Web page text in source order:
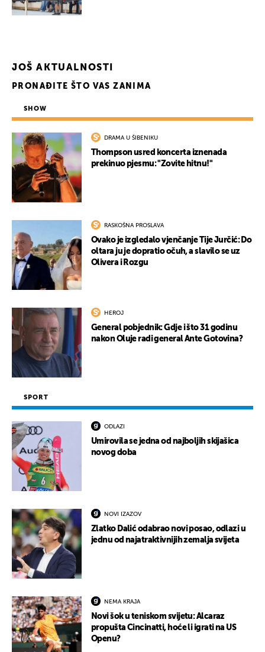
JOŠ AKTUALNOSTI
PRONAĐITE ŠTO VAS ZANIMA
SHOW
DRAMA U ŠIBENIKU
Thompson usred koncerta iznenada
prekinuo pjesmu: "Zovite hitnu!"
RASKOŠNA PROSLAVA
Ovako je izgledalo vjenčanje Tije Jurčić: Do
oltara ju je dopratio očuh, a slavilo se uz
Olivera i Rozgu
HEROJ
General pobjednik: Gdje i što 31 godinu
nakon Oluje radi general Ante Gotovina?
SPORT
ODLAZI
Umirovila se jedna od najboljih skijašica
novog doba
NOVI IZAZOV
Zlatko Dalić odabrao novi posao, odlazi u
jednu od najatraktivnijih zemalja svijeta
NEMA KRAJA
Novi šok u teniskom svijetu: Alcaraz
propušta Cincinatti, hoće li igrati na US
Openu?